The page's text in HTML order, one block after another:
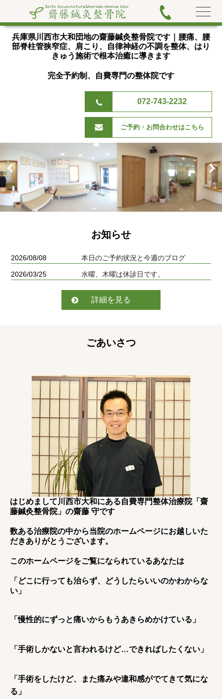
兵庫県川西市大和団地の齋藤鍼灸整骨院です｜腰痛、腰
部脊柱管狭窄症、肩こり、自律神経の不調を整体、はり
きゅう施術で根本治癒に導きます
完全予約制、自費専門の整体院です
072-743-2232
ご予約・お問合わせはこちら
お知らせ
2026/08/08 本日のご予約状況と今週のブログ
2026/03/25 水曜、木曜は休診日です。
詳細を見る
ごあいさつ
はじめまして川西市大和にある自費専門整体治療院「齋
藤鍼灸整骨院」の齋藤 守です
数ある治療院の中から当院のホームページにお越しいた
だきありがとうございます。
このホームページをご覧になられているあなたは
「どこに行っても治らず、どうしたらいいのかわからな
い」
「慢性的にずっと痛いからもうあきらめかけている」
「手術しかないと言われるけど…できればしたくない」
「手術をしたけど、また痛みや違和感がでてきて気にな
る」